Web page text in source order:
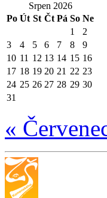
Srpen 2026
Po Út St Čt Pá So Ne
1
2
3
4 5 6 7 8
9
10 11 12 13 14 15 16
17 18 19 20 21 22 23
24 25 26 27 28 29 30
31
«